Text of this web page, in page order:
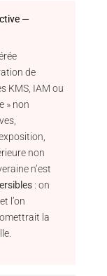
—
de
KMS, IAM ou
» non
non
n’est
: on
l’on
la